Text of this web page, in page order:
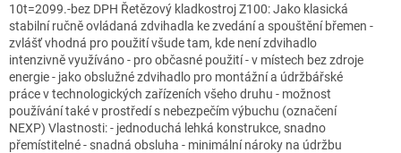
10t=2099.-bez DPH Řetězový kladkostroj Z100: Jako klasická
stabilní ručně ovládaná zdvihadla ke zvedání a spouštění břemen -
zvlášť vhodná pro použití všude tam, kde není zdvihadlo
intenzivně využíváno - pro občasné použití - v místech bez zdroje
energie - jako obslužné zdvihadlo pro montážní a údržbářské
práce v technologických zařízeních všeho druhu - možnost
používání také v prostředí s nebezpečím výbuchu (označení
NEXP) Vlastnosti: - jednoduchá lehká konstrukce, snadno
přemístitelné - snadná obsluha - minimální nároky na údržbu